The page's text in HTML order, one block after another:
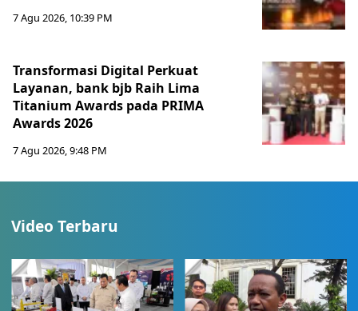
7 Agu 2026, 10:39 PM
Transformasi Digital Perkuat
Layanan, bank bjb Raih Lima
Titanium Awards pada PRIMA
Awards 2026
7 Agu 2026, 9:48 PM
Video Terbaru